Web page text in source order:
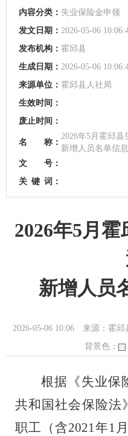
内容分类： 失业保险金申领
发文日期： 2026-05-06
发布机构： 霍邱县
生成日期： 2026-05-06
来源单位： 霍邱县人社局
生效时间：
废止时间：
名 称：
2026年5月霍邱县
新增人员名单信
文 号：
关 键 词：
2026年5月
新增人员
2026-05-06 10:06 来源：霍邱
背景色：
根据《失业保
共和国社会保险法
职工 （含2021年1 月